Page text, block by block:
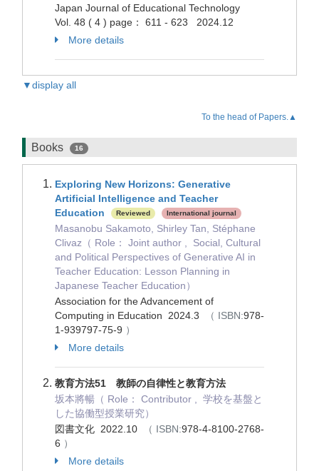
Japan Journal of Educational Technology
Vol. 48 ( 4 ) page： 611 - 623 2024.12
More details
▼display all
To the head of Papers.▲
Books 16
Exploring New Horizons: Generative
Artificial Intelligence and Teacher
Education
Reviewed International journal
Masanobu Sakamoto, Shirley Tan, Stéphane
Clivaz（ Role： Joint author , Social, Cultural
and Political Perspectives of Generative AI in
Teacher Education: Lesson Planning in
Japanese Teacher Education）
Association for the Advancement of
Computing in Education 2024.3
（ ISBN:978-
1-939797-75-9 ）
More details
教育方法51 教師の自律性と教育方法
坂本將暢（ Role： Contributor , 学校を基盤と
した協働型授業研究）
図書文化 2022.10
（ ISBN:978-4-8100-2768-
6 ）
More details